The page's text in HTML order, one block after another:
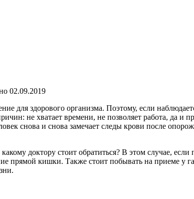
02.09.2019
для здорового организма. Поэтому, если
не хватает времени, не позволяет работа, да и
снова и снова замечает следы крови после
доктору стоит обратиться? В этом случае,
прямой кишки. Также стоит побывать на приеме у